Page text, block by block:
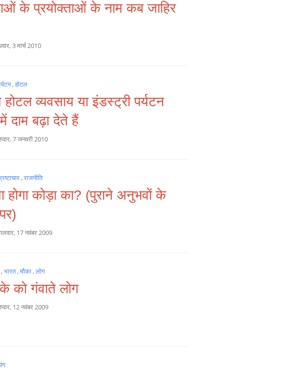
के प्रयोक्ताओं के नाम कब जाहिर
3 मार्च 2010
,होटल
होटल व्यवसाय या इंडस्ट्री पर्यटन
दाम बढ़ा देते हैं
7 जनवरी 2010
,राजनीति
होगा कोड़ा का? (पुराने अनुभवों के
17 नवंबर 2009
,भारत,मौका,लोग
को गंवाते लोग
12 नवंबर 2009